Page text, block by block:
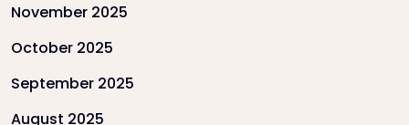
November 2025
October 2025
September 2025
August 2025